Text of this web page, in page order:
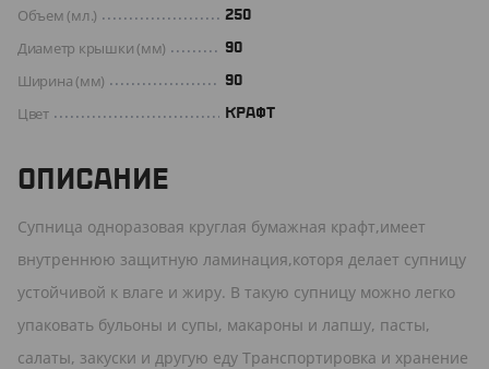
Объем (мл.) 250
Диаметр крышки (мм) 90
Ширина (мм) 90
Цвет КРАФТ
ОПИСАНИЕ
Супница одноразовая круглая бумажная крафт,имеет
внутреннюю защитную ламинация,которя делает супницу
устойчивой к влаге и жиру. В такую супницу можно легко
упаковать бульоны и супы, макароны и лапшу, пасты,
салаты, закуски и другую еду Транспортировка и хранение